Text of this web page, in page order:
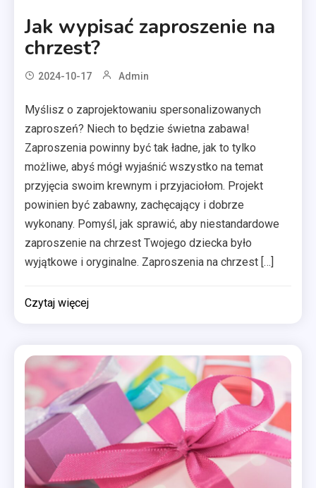
Jak wypisać zaproszenie na
chrzest?
2024-10-17 Admin
Myślisz o zaprojektowaniu spersonalizowanych
zaproszeń? Niech to będzie świetna zabawa!
Zaproszenia powinny być tak ładne, jak to tylko
możliwe, abyś mógł wyjaśnić wszystko na temat
przyjęcia swoim krewnym i przyjaciołom. Projekt
powinien być zabawny, zachęcający i dobrze
wykonany. Pomyśl, jak sprawić, aby niestandardowe
zaproszenie na chrzest Twojego dziecka było
wyjątkowe i oryginalne. Zaproszenia na chrzest […]
Czytaj więcej